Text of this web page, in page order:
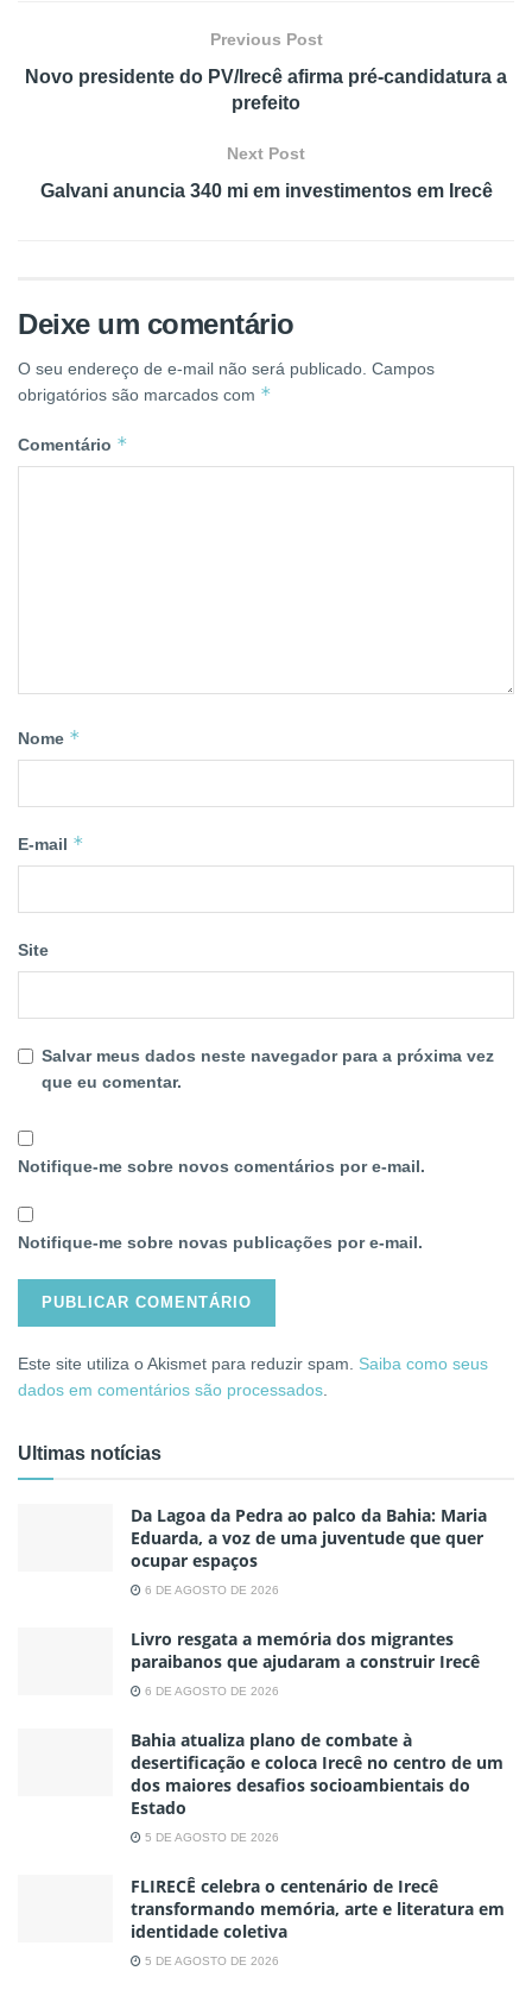
Previous Post
Novo presidente do PV/Irecê afirma pré-candidatura a
prefeito
Next Post
Galvani anuncia 340 mi em investimentos em Irecê
Deixe um comentário
O seu endereço de e-mail não será publicado. Campos
obrigatórios são marcados com *
Comentário *
Nome *
E-mail *
Site
Salvar meus dados neste navegador para a próxima vez
que eu comentar.
Notifique-me sobre novos comentários por e-mail.
Notifique-me sobre novas publicações por e-mail.
Este site utiliza o Akismet para reduzir spam. Saiba como seus
dados em comentários são processados
Ultimas notícias
Da Lagoa da Pedra ao palco da Bahia: Maria
Eduarda, a voz de uma juventude que quer
ocupar espaços
6 DE AGOSTO DE 2026
Livro resgata a memória dos migrantes
paraibanos que ajudaram a construir Irecê
6 DE AGOSTO DE 2026
Bahia atualiza plano de combate à
desertificação e coloca Irecê no centro de um
dos maiores desafios socioambientais do
Estado
5 DE AGOSTO DE 2026
FLIRECÊ celebra o centenário de Irecê
transformando memória, arte e literatura em
identidade coletiva
5 DE AGOSTO DE 2026